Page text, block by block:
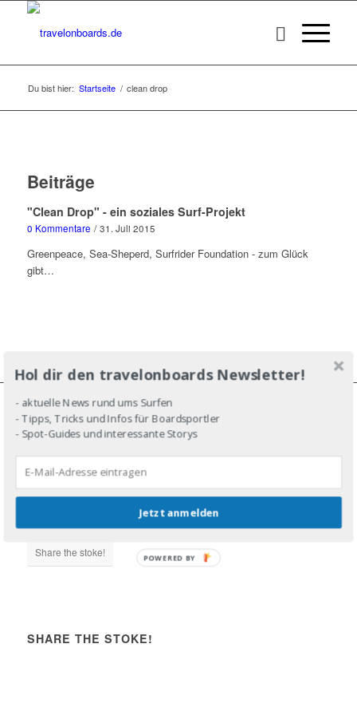
Du bist hier: Startseite / clean drop
Beiträge
"Clean Drop" - ein soziales Surf-Projekt
0 Kommentare / 31. Juli 2015
Greenpeace, Sea-Sheperd, Surfrider Foundation - zum Glück
gibt…
JOIN THE LINE-UP!
Share the stoke!
SHARE THE STOKE!
Hol dir den travelonboards Newsletter!
- aktuelle News rund ums Surfen
- Tipps, Tricks und Infos für Boardsportler
- Spot-Guides und interessante Storys
Jetzt anmelden
POWERED BY